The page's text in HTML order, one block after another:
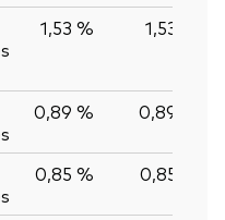
1,53 % 1,53 %
0,89 % 0,89 %
0,85 % 0,85 %